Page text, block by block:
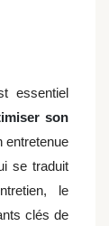
essentiel
son
entretenue
se traduit
le
clés de